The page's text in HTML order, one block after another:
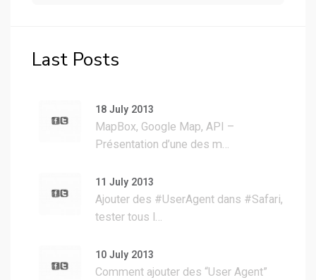
Last Posts
18 July 2013
MapBox, Google Map, API –
Présentation d’une des m…
11 July 2013
Ajouter des #UserAgent dans #Safari,
tester tous l…
10 July 2013
Comment ajouter des “User Agent”